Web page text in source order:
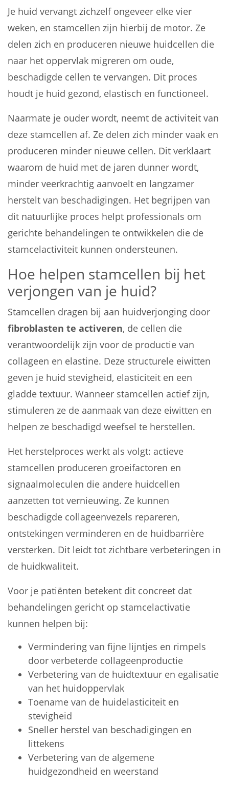
Je huid vervangt zichzelf ongeveer elke vier
weken, en stamcellen zijn hierbij de motor. Ze
delen zich en produceren nieuwe huidcellen die
naar het oppervlak migreren om oude,
beschadigde cellen te vervangen. Dit proces
houdt je huid gezond, elastisch en functioneel.
Naarmate je ouder wordt, neemt de activiteit van
deze stamcellen af. Ze delen zich minder vaak en
produceren minder nieuwe cellen. Dit verklaart
waarom de huid met de jaren dunner wordt,
minder veerkrachtig aanvoelt en langzamer
herstelt van beschadigingen. Het begrijpen van
dit natuurlijke proces helpt professionals om
gerichte behandelingen te ontwikkelen die de
stamcelactiviteit kunnen ondersteunen.
Hoe helpen stamcellen bij het
verjongen van je huid?
Stamcellen dragen bij aan huidverjonging door
fibroblasten te activeren, de cellen die
verantwoordelijk zijn voor de productie van
collageen en elastine. Deze structurele eiwitten
geven je huid stevigheid, elasticiteit en een
gladde textuur. Wanneer stamcellen actief zijn,
stimuleren ze de aanmaak van deze eiwitten en
helpen ze beschadigd weefsel te herstellen.
Het herstelproces werkt als volgt: actieve
stamcellen produceren groeifactoren en
signaalmoleculen die andere huidcellen
aanzetten tot vernieuwing. Ze kunnen
beschadigde collageenvezels repareren,
ontstekingen verminderen en de huidbarrière
versterken. Dit leidt tot zichtbare verbeteringen in
de huidkwaliteit.
Voor je patiënten betekent dit concreet dat
behandelingen gericht op stamcelactivatie
kunnen helpen bij:
Vermindering van fijne lijntjes en rimpels
door verbeterde collageenproductie
Verbetering van de huidtextuur en egalisatie
van het huidoppervlak
Toename van de huidelasticiteit en
stevigheid
Sneller herstel van beschadigingen en
littekens
Verbetering van de algemene
huidgezondheid en weerstand